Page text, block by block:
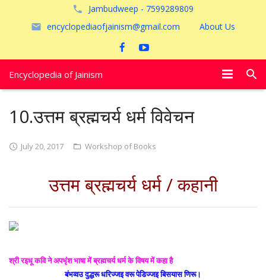
Jambudweep - 7599289809
encyclopediaofjainism@gmail.com
About Us
Encyclopedia of Jainism
10.उत्तम ब्रह्मचर्य धर्म विवेचन
July 20, 2017 Workshop of Books
उत्तम ब्रह्मचर्य धर्म / कहानी
श्री रइधू कवि ने अपभृंश भाषा में ब्रह्मचर्य धर्म के विषय में कहा है
बंभव्वउ दुद्धरू धरिज्जइ वरू पेडिज्जइ बिसयास णिरू।